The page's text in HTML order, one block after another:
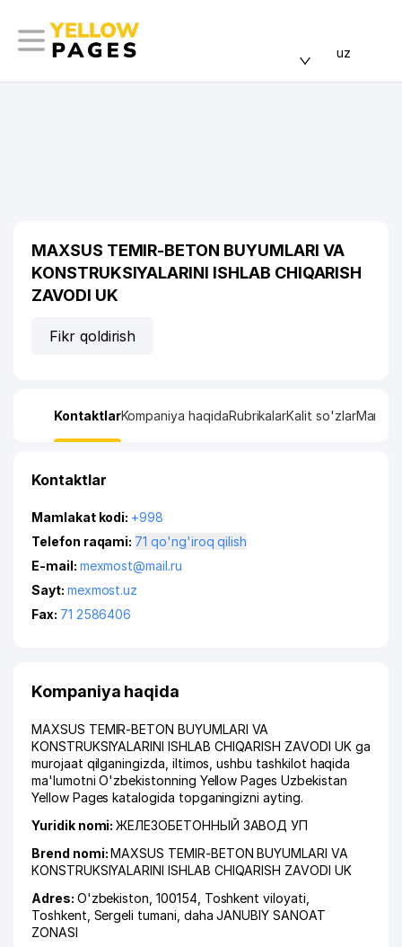
uz
MAXSUS TEMIR-BETON BUYUMLARI VA
KONSTRUKSIYALARINI ISHLAB CHIQARISH
ZAVODI UK
Fikr qoldirish
KontaktlarKompaniya haqidaRubrikalarKalit so'zlarManzil
Kontaktlar
Mamlakat kodi: +998
Telefon raqami:
71 qo'ng'iroq qilish
E-mail: mexmost@mail.ru
Sayt: mexmost.uz
Fax: 71 2586406
Kompaniya haqida
MAXSUS TEMIR-BETON BUYUMLARI VA
KONSTRUKSIYALARINI ISHLAB CHIQARISH ZAVODI UK ga
murojaat qilganingizda, iltimos, ushbu tashkilot haqida
ma'lumotni O'zbekistonning Yellow Pages Uzbekistan
Yellow Pages katalogida topganingizni ayting.
Yuridik nomi:ЖЕЛЕЗОБЕТОННЫЙ ЗАВОД УП
Brend nomi:MAXSUS TEMIR-BETON BUYUMLARI VA
KONSTRUKSIYALARINI ISHLAB CHIQARISH ZAVODI UK
Adres: O'zbekiston, 100154, Toshkent viloyati
Toshkent Sergeli tumani daha JANUBIY SANOAT
ZONASI